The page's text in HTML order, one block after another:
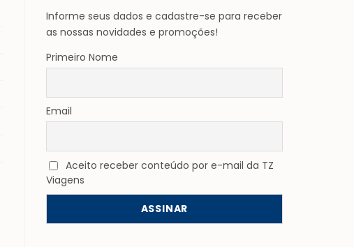
Informe seus dados e cadastre-se para receber
as nossas novidades e promoções!
Primeiro Nome
Email
Aceito receber conteúdo por e-mail da TZ
Viagens